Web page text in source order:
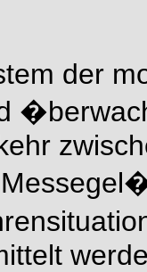
der